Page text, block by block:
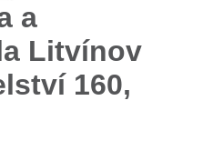
a
Litvínov
160,